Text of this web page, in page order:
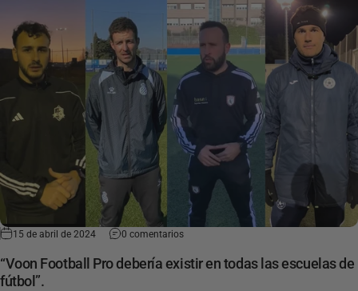
15 de abril de 2024 0 comentarios
“Voon Football Pro debería existir en todas las escuelas de
fútbol”.